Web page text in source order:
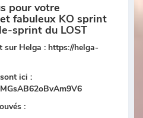
pour votre
fabuleux KO sprint
sprint du LOST
sur Helga : https://helga-
ici :
: